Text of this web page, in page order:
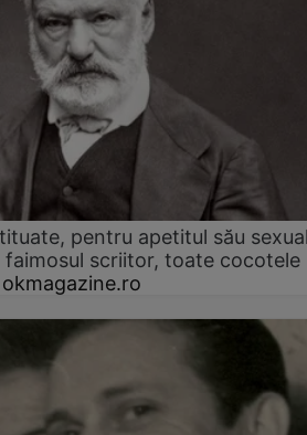
pentru apetitul său
faimosul scriitor, toate cocotele
okmagazine.ro